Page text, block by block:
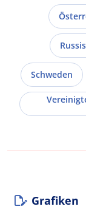
Schweden
Grafiken